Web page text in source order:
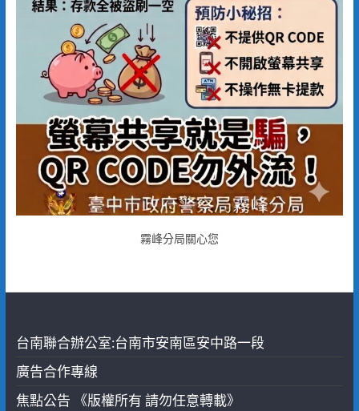
霧峰分局關心您
台南聯合辦公室:台南市安南區安中路一段
廣告合作專線
焦點公告 《版權所有 請勿任意轉載》